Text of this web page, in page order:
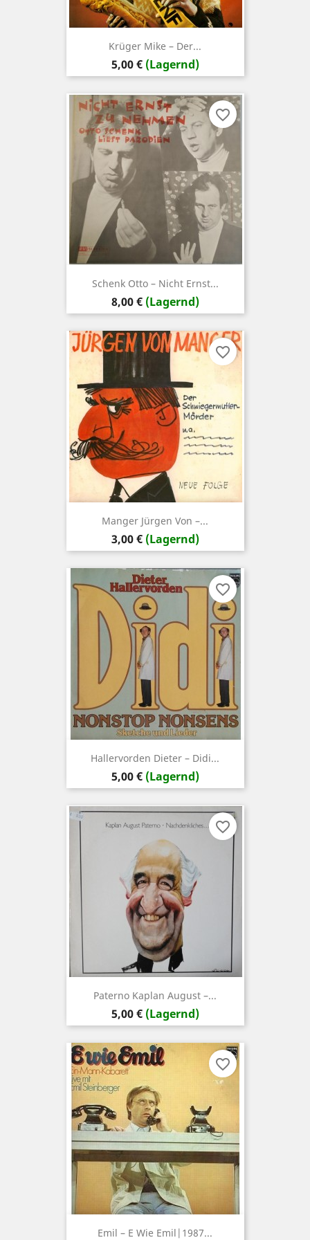
Krüger Mike ‎– Der...
Preis
5,00 € (Lagernd)
Schenk ‎Otto – Nicht Ernst...
Preis
8,00 € (Lagernd)
favorite_border
Manger ‎Jürgen Von –...
Preis
3,00 € (Lagernd)
favorite_border
Hallervorden ‎Dieter – Didi...
Preis
5,00 € (Lagernd)
favorite_border
Paterno Kaplan August ‎–...
Preis
5,00 € (Lagernd)
favorite_border
Emil – E Wie Emil|1987...
favorite_border